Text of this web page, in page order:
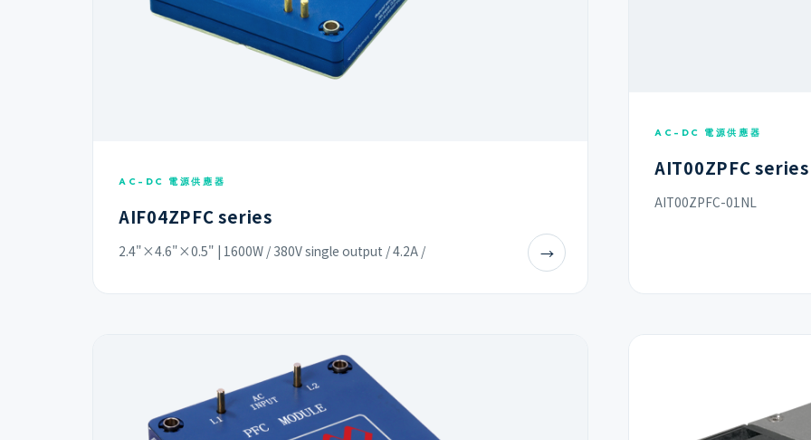
AC-DC 電源供應器
AIF04ZPFC series
2.4"×4.6"×0.5" | 1600W / 380V single output / 4.2A / →
AC-DC 電源供應器
AIT00ZPFC series
AIT00ZPFC-01NL